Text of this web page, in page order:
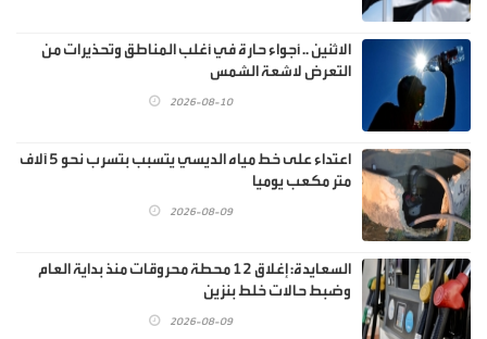
الاثنين .. أجواء حارة في أغلب المناطق وتحذيرات من
التعرض لاشعة الشمس
2026-08-10
اعتداء على خط مياه الديسي يتسبب بتسرب نحو 5 آلاف
متر مكعب يوميا
2026-08-09
السعايدة: إغلاق 12 محطة محروقات منذ بداية العام
وضبط حالات خلط بنزين
2026-08-09